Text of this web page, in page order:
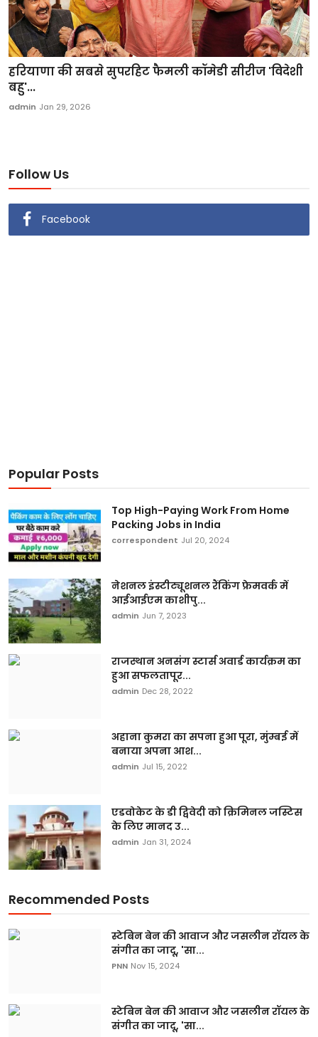
हरियाणा की सबसे सुपरहिट फैमली कॉमेडी सीरीज 'विदेशी
बहु'...
admin Jan 29, 2026
Follow Us
Facebook
Popular Posts
Top High-Paying Work From Home
Packing Jobs in India
correspondent Jul 20, 2024
नेशनल इंस्टीट्यूशनल रैंकिंग फ्रेमवर्क में
आईआईएम काशीपु...
admin Jun 7, 2023
राजस्थान अनसंग स्टार्स अवार्ड कार्यक्रम का
हुआ सफलतापूर...
admin Dec 28, 2022
अहाना कुमरा का सपना हुआ पूरा, मुंम्बई में
बनाया अपना आश...
admin Jul 15, 2022
एडवोकेट के डी द्विवेदी को क्रिमिनल जस्टिस
के लिए मानद उ...
admin Jan 31, 2024
Recommended Posts
स्टेबिन बेन की आवाज और जसलीन रॉयल के
संगीत का जादू, 'सा...
PNN Nov 15, 2024
स्टेबिन बेन की आवाज और जसलीन रॉयल के
संगीत का जादू, 'सा...